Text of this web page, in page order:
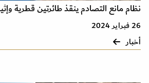
نظام مانع التصادم ينقذ طائرتين قطرية
26 فبراير 2024
أخبار